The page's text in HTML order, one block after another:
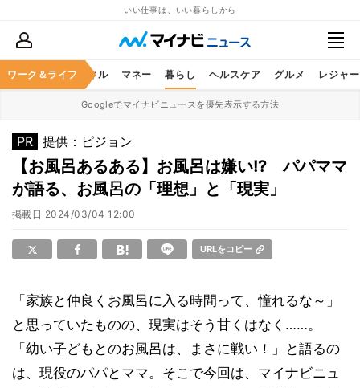
いい仕事は、いい暮らしから
ワーク＆ライフ
ア ビジネススキル マネー 暮らし ヘルスケア グルメ レジャー
Googleでマイナビニュースを優先表示する方法
PR 提供：ピジョン
【お風呂あるある】お風呂は嫌い!? パパママ
が語る、お風呂の「理想」と「現実」
掲載日 2024/03/04 12:00
URLをコピー
「家族と仲良くお風呂に入る時間って、憧れるな～」
と思っていたものの、現実はそう甘くはなく……。
「幼い子どもとのお風呂は、まさに戦い！」と語るの
は、現役のパパとママ。そこで今回は、マイナビニュ